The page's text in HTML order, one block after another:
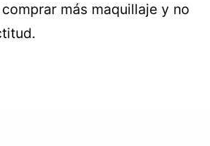
más maquillaje y no